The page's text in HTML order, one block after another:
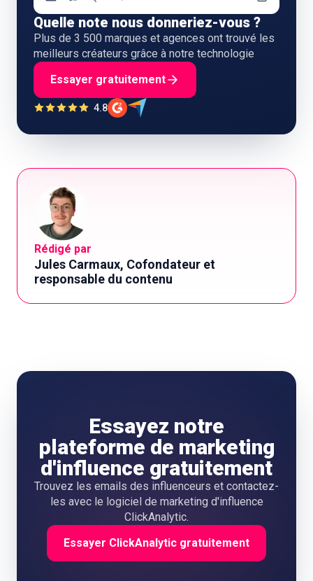
Quelle note nous donneriez-vous ?
Plus de 3 500 marques et agences ont trouvé les
meilleurs créateurs grâce à notre technologie
Essayer gratuitement
4.8
Rédigé par
Jules Carmaux, Cofondateur et
responsable du contenu
Essayez notre
plateforme de marketing
d'influence gratuitement
Trouvez les emails des influenceurs et contactez-
les avec le logiciel de marketing d'influence
ClickAnalytic.
Essayer ClickAnalytic gratuitement